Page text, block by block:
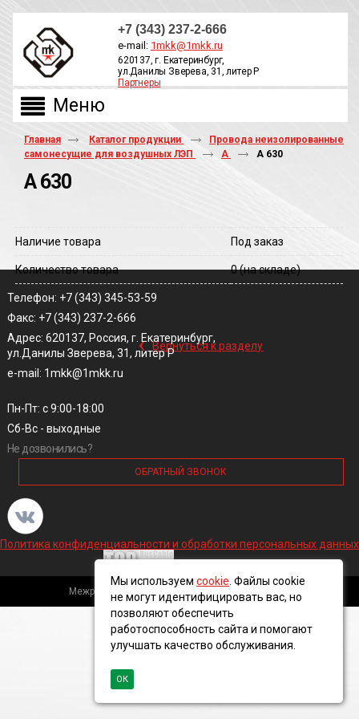
+7 (343) 237-2-666
e-mail: 1mkk@1mkk.ru
620137, г. Екатеринбург,
ул.Данилы Зверева, 31, литер Р
Партнеры
Главная Каталог продукции
Провода неизолированные
самонесущие для воздушных ЛЭП
А А 630
А 630
Наличие товара Под заказ
Количество товара 0(на складе)
‹ Вернуться к разделу
Телефон: +7 (343) 345-53-59
Факс: +7 (343) 237-2-666
Адрес: 620137, Россия, г. Екатеринбург,
ул.Данилы Зверева, 31, литер Р
e-mail: 1mkk@1mkk.ru
Пн-Пт: с 9:00-18:00
Сб-Вс - выходные
Не дозвонились?
ОБРАТНЫЙ ЗВОНОК
Политика конфиденциальности и обработки персональных данных
Межрегиональная кабельная компания, 2016 ©
Мы используем cookie . Файлы cookie
не могут идентифицировать вас, но
позволяют обеспечить
работоспособность сайта и помогают
улучшать качество обслуживания.
ОК